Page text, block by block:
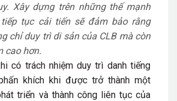
Xây dựng trên những thế mạnh
tục cải tiến sẽ đảm bảo rằng
chỉ duy trì di sản của CLB mà còn
cao hơn.
có trách nhiệm duy trì danh tiếng
khích khi được trở thành một
triển và thành công liên tục của